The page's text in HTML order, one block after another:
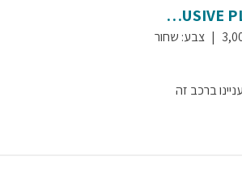
EXCLUSIVE
צבע: שחור
ברכב זה